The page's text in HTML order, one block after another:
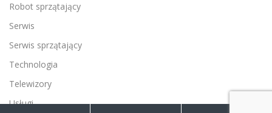
Robot sprzątający
Serwis
Serwis sprzątający
Technologia
Telewizory
Usługi